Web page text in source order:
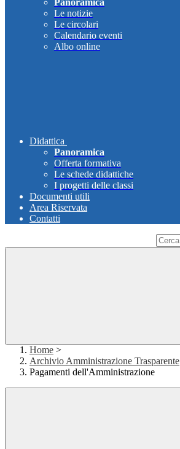
Panoramica
Le notizie
Le circolari
Calendario eventi
Albo online
Didattica
Panoramica
Offerta formativa
Le schede didattiche
I progetti delle classi
Documenti utili
Area Riservata
Contatti
Home >
Archivio Amministrazione Trasparente
Pagamenti dell'Amministrazione